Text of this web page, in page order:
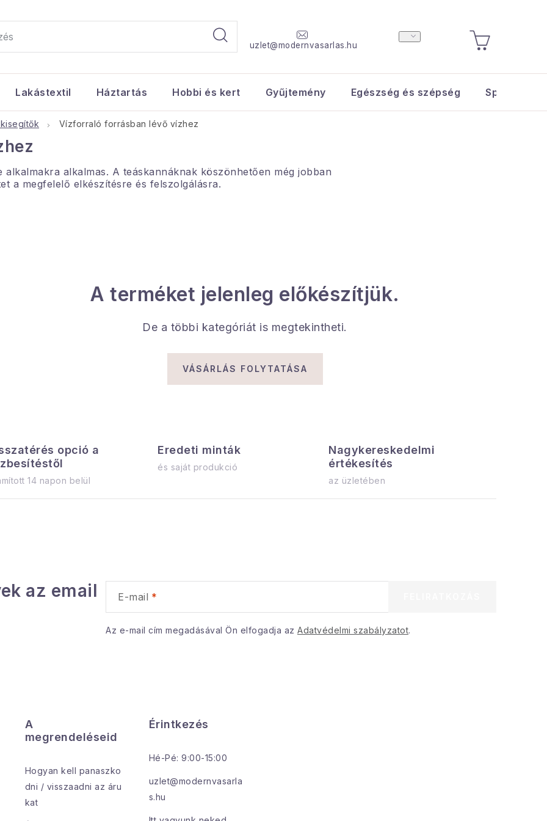
uzlet@modernvasarlas.hu
KOSÁR
Lakástextil Háztartás Hobbi és kert Gyűjtemény Egészség és szépség Sport és
Vízforraló forrásban lévő vízhez
alkalmas. A teáskannáknak köszönhetően még jobban
a megfelelő elkészítésre és felszolgálásra.
A terméket jelenleg előkészítjük.
De a többi kategóriát is megtekintheti.
VÁSÁRLÁS FOLYTATÁSA
opció a
14 napon belül
Eredeti minták
és saját produkció
Nagykereskedelmi
értékesítés
az üzletében
az email
E-mail
Az e-mail cím megadásával Ön elfogadja az Adatvédelmi szabályzatot.
A
megrendeléseid
Hogyan kell panaszko
dni / visszaadni az áru
kat
Érintkezés
Hé-Pé: 9:00-15:00
uzlet@modernvasarla
s.hu